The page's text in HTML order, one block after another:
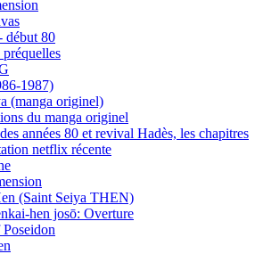
début 80
préquelles
1987)
(manga originel)
du manga originel
années 80 et revival Hadès, les chapitres
netflix récente
(Saint Seiya THEN)
hen josō: Overture